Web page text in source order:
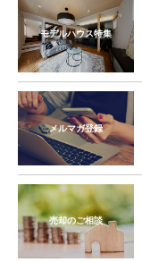
モデルハウス特集
メルマガ登録
売却のご相談